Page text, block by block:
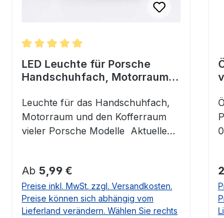
Durchschnittliche Bewertung von 5 von 5
LED Leuchte für Porsche
Handschuhfach, Motorraum
Leuchte für das Handschuhfach,
Motorraum und den Kofferraum
vieler Porsche Modelle Aktuelle
Tauschen Sie diese Lampe einfach
gegen das Original: Ohne
Schrauben oder Löten. Die
Steckverbinder passen eins zu eins
Regulärer Preis:
Ab 5,99 €
Preise inkl. MwSt. zzgl. Versandkosten.
Preise können sich abhängig vom
Lieferland verändern. Wählen Sie rechts